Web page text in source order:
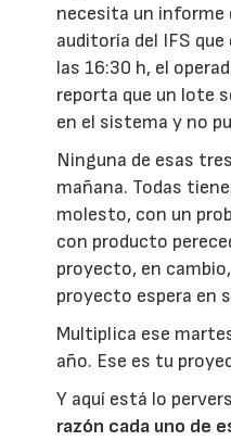
necesita un informe
auditoría del IFS
las 16:30 h, el
reporta que un lote
en el sistema y no
Ninguna de esas
mañana. Todas
molesto, con un
con producto
proyecto, en
proyecto espera en
Multiplica ese
año. Ese es tu
Y aquí está lo
razón cada uno de